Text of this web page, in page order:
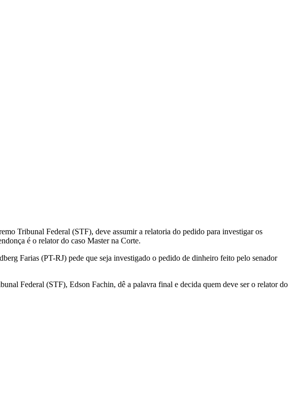
Tribunal Federal (STF), deve assumir a relatoria do pedido para investigar os
é o relator do caso Master na Corte.
Farias (PT-RJ) pede que seja investigado o pedido de dinheiro feito pelo senador
Federal (STF), Edson Fachin, dê a palavra final e decida quem deve ser o relator do